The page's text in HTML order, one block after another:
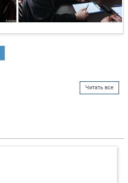
Читать все